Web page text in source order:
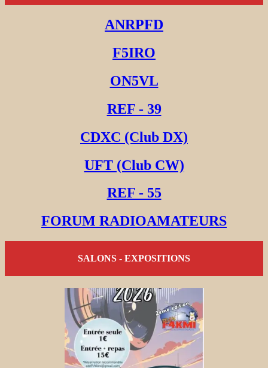
ANRPFD
F5IRO
ON5VL
REF - 39
CDXC (Club DX)
UFT (Club CW)
REF - 55
FORUM RADIOAMATEURS
SALONS - EXPOSITIONS